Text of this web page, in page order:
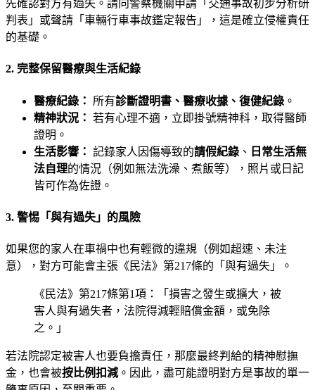
先確認對方有過失。請向警察機關申請「交通事故初步分析研
判表」或聲請「車輛行車事故鑑定報告」，這是確立侵權責任
的基礎。
2. 完整保留醫療與生活紀錄
醫療紀錄： 所有診斷證明書、醫療收據、復健紀錄 。
精神狀況： 若有心理不適，立即掛號精神科，取得醫師
證明。
生活影響： 記錄家人因傷導致的請假紀錄 、 日常生活無
法自理的情況（例如無法洗澡、煮飯等），照片或日記
皆可作為佐證。
3. 警惕「與有過失」的風險
如果您的家人在車禍中也有輕微的違規（例如超速、未注
意），對方可能會主張《民法》第217條的「與有過失」。
《民法》第217條第1項：「損害之發生或擴大，被
害人與有過失者，法院得減輕賠償金額，或免除
之。」
若法院認定被害人也要負擔責任，那麼最終判給的精神慰撫
金，也會被按比例扣減。因此，盡可能證明對方是事故的單一